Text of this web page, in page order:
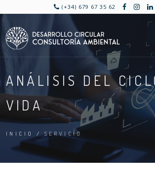
(+34) 679 67 35 62
ANÁLISIS DEL
VIDA
INICIO / SERVICIO